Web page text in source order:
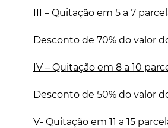
III – Quitação em 5 a 7
Desconto de 70% do valor
IV – Quitação em 8 a 10
Desconto de 50% do valor
V- Quitação em 11 a 15